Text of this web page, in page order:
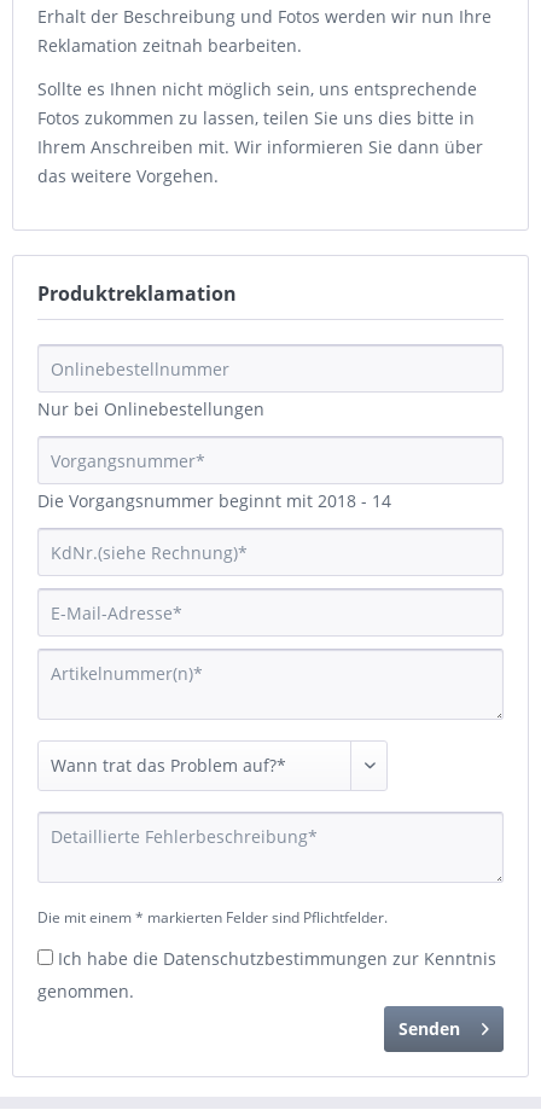
Erhalt der Beschreibung und Fotos werden wir nun Ihre
Reklamation zeitnah bearbeiten.
Sollte es Ihnen nicht möglich sein, uns entsprechende
Fotos zukommen zu lassen, teilen Sie uns dies bitte in
Ihrem Anschreiben mit. Wir informieren Sie dann über
das weitere Vorgehen.
Produktreklamation
Nur bei Onlinebestellungen
Die Vorgangsnummer beginnt mit 2018 - 14
Die mit einem * markierten Felder sind Pflichtfelder.
Ich habe die Datenschutzbestimmungen zur Kenntnis
genommen.
Senden